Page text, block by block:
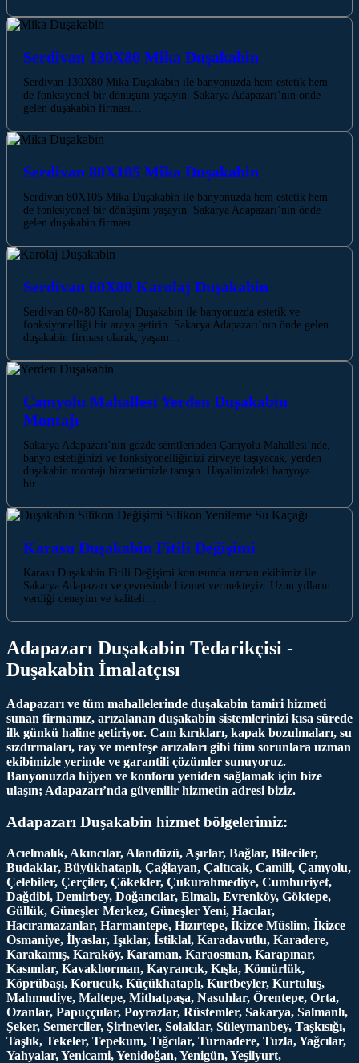
Serdivan 130X80 Mika Duşakabin
Serdivan 130X80 Mika Duşakabin ile banyonuzda hem estetik hem
de fonksiyonel bir dönüşüm yaşayın. Sakarya Adapazarı’nın önde
gelen duşakabin firması…
Serdivan 80X105 Mika Duşakabin
Serdivan 80X105 Mika Duşakabin ile banyonuzda hem estetik hem
de fonksiyonel bir dönüşüm yaşayın. Sakarya Adapazarı’nın önde
gelen duşakabin firması…
Serdivan 60X80 Karolaj Duşakabin
Serdivan 60×80 Karolaj Duşakabin ile banyonuzda estetik ve
fonksiyonelliği bir araya getirin. Sakarya Adapazarı’nın önde gelen
duşakabin firması olarak, yaşam…
Çamyolu Mahallesi Yerden Duşakabin
Montajı
Sakarya Adapazarı’nın gözde semtlerinden Çamyolu Mahallesi’nde,
banyo estetiğinizi ve fonksiyonelliğinizi zirveye taşıyacak, yerden
duşakabin montajı hizmetimizle tanışın. Hayalinizdeki banyoya
bir…
Karasu Duşakabin Fitili Değişimi
Karasu Duşakabin Fitili Değişimi konusunda uzman ekibimiz ile
Sakarya Adapazarı ve çevresinde hizmet vermekteyiz. Uzun yılların
verdiği deneyim ve kaliteli…
Adapazarı Duşakabin Tedarikçisi -
Duşakabin İmalatçısı
Adapazarı ve tüm mahallelerinde duşakabin tamiri hizmeti
sunan firmamız, arızalanan duşakabin sistemlerinizi kısa sürede
ilk günkü haline getiriyor. Cam kırıkları, kapak bozulmaları, su
sızdırmaları, ray ve menteşe arızaları gibi tüm sorunlara uzman
ekibimizle yerinde ve garantili çözümler sunuyoruz.
Banyonuzda hijyen ve konforu yeniden sağlamak için bize
ulaşın; Adapazarı’nda güvenilir hizmetin adresi biziz.
Adapazarı Duşakabin hizmet bölgelerimiz:
Acıelmalık, Akıncılar, Alandüzü, Aşırlar, Bağlar, Bileciler,
Budaklar, Büyükhataplı, Çağlayan, Çaltıcak, Camili, Çamyolu,
Çelebiler, Çerçiler, Çökekler, Çukurahmediye, Cumhuriyet,
Dağdibi, Demirbey, Doğancılar, Elmalı, Evrenköy, Göktepe,
Güllük, Güneşler Merkez, Güneşler Yeni, Hacılar,
Hacıramazanlar, Harmantepe, Hızırtepe, İkizce Müslim, İkizce
Osmaniye, İlyaslar, Işıklar, İstiklal, Karadavutlu, Karadere,
Karakamış, Karaköy, Karaman, Karaosman, Karapınar,
Kasımlar, Kavaklıorman, Kayrancık, Kışla, Kömürlük,
Köprübaşı, Korucuk, Küçükhataplı, Kurtbeyler, Kurtuluş,
Mahmudiye, Maltepe, Mithatpaşa, Nasuhlar, Örentepe, Orta,
Ozanlar, Papuççular, Poyrazlar, Rüstemler, Sakarya, Salmanlı,
Şeker, Semerciler, Şirinevler, Solaklar, Süleymanbey, Taşkısığı,
Taşlık, Tekeler, Tepekum, Tığcılar, Turnadere, Tuzla, Yağcılar,
Yahyalar, Yenicami, Yenidoğan, Yenigün, Yeşilyurt,